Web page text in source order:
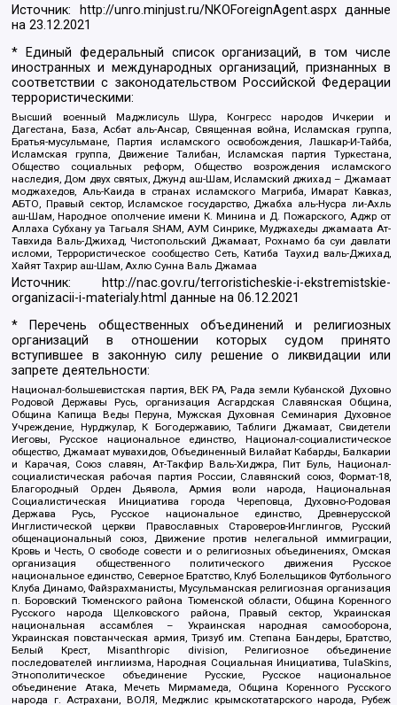
Источник: http://unro.minjust.ru/NKOForeignAgent.aspxданные
на23.12.2021
* Единый федеральный список организаций, в том числе
иностранных и международных организаций, признанных в
соответствии с законодательством Российской Федерации
террористическими:
Высший военный Маджлисуль Шура, Конгресс народов Ичкерии и
Дагестана, База, Асбат аль-Ансар, Священная война, Исламская группа,
Братья-мусульмане, Партия исламского освобождения, Лашкар-И-Тайба,
Исламская группа, Движение Талибан, Исламская партия Туркестана,
Общество социальных реформ, Общество возрождения исламского
наследия, Дом двух святых, Джунд аш-Шам, Исламский джихад – Джамаат
моджахедов, Аль-Каида в странах исламского Магриба, Имарат Кавказ,
АБТО, Правый сектор, Исламское государство, Джабха аль-Нусра ли-Ахль
аш-Шам, Народное ополчение имени К. Минина и Д. Пожарского, Аджр от
Аллаха Субхану уа Тагьаля SHAM, АУМ Синрике, Муджахеды джамаата Ат-
Тавхида Валь-Джихад, Чистопольский Джамаат, Рохнамо ба суи давлати
исломи, Террористическое сообщество Сеть, Катиба Таухид валь-Джихад,
Хайят Тахрир аш-Шам, Ахлю Сунна Валь Джамаа
Источник:
http://nac.gov.ru/terroristicheskie-i-ekstremistskie-
organizacii-i-materialy.html данные на06.12.2021
* Перечень общественных объединений и религиозных
организаций в отношении которых судом принято
вступившее в законную силу решение о ликвидации или
запрете деятельности:
Национал-большевистская партия, ВЕК РА, Рада земли Кубанской Духовно
Родовой Державы Русь, организация Асгардская Славянская Община,
Община Капища Веды Перуна, Мужская Духовная Семинария Духовное
Учреждение, Нурджулар, К Богодержавию, Таблиги Джамаат, Свидетели
Иеговы, Русское национальное единство, Национал-социалистическое
общество, Джамаат мувахидов, Объединенный Вилайат Кабарды, Балкарии
и Карачая, Союз славян, Ат-Такфир Валь-Хиджра, Пит Буль, Национал-
социалистическая рабочая партия России, Славянский союз, Формат-18,
Благородный Орден Дьявола, Армия воли народа, Национальная
Социалистическая Инициатива города Череповца, Духовно-Родовая
Держава Русь, Русское национальное единство, Древнерусской
Инглистической церкви Православных Староверов-Инглингов, Русский
общенациональный союз, Движение против нелегальной иммиграции,
Кровь и Честь, О свободе совести и о религиозных объединениях, Омская
организация общественного политического движения Русское
национальное единство, Северное Братство, Клуб Болельщиков Футбольного
Клуба Динамо, Файзрахманисты, Мусульманская религиозная организация
п. Боровский Тюменского района Тюменской области, Община Коренного
Русского народа Щелковского района, Правый сектор, Украинская
национальная ассамблея – Украинская народная самооборона,
Украинская повстанческая армия, Тризуб им. Степана Бандеры, Братство,
Белый Крест, Misanthropic division, Религиозное объединение
последователей инглиизма, Народная Социальная Инициатива, TulaSkins,
Этнополитическое объединение Русские, Русское национальное
объединение Атака, Мечеть Мирмамеда, Община Коренного Русского
народа г. Астрахани, ВОЛЯ, Меджлис крымскотатарского народа, Рубеж